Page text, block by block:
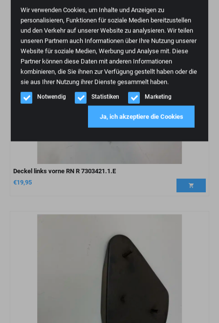
Wir verwenden Cookies, um Inhalte und Anzeigen zu
personalisieren, Funktionen für soziale Medien bereitzustellen
und den Verkehr auf unserer Website zu analysieren. Wir teilen
unseren Partnern auch Informationen über Ihre Nutzung unserer
Website für soziale Medien, Werbung und Analyse mit. Diese
Partner können diese Daten mit anderen Informationen
kombinieren, die Sie ihnen zur Verfügung gestellt haben oder die
sie aus Ihrer Nutzung ihrer Dienste gesammelt haben.
Notwendig Statistiken Marketing
Ja, ich akzeptiere die Cookies
Deckel links vorne RN R 7303421.1.E
€19,95